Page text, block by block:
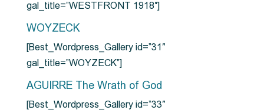
gal_title=”WESTFRONT 1918″]
WOYZECK
[Best_Wordpress_Gallery id=”31″
gal_title=”WOYZECK”]
AGUIRRE The Wrath of God
[Best_Wordpress_Gallery id=”33″